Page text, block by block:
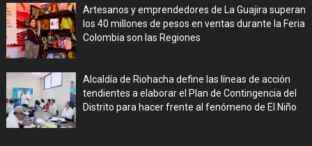
Artesanos y emprendedores de La Guajira superan
los 40 millones de pesos en ventas durante la Feria
Colombia son las Regiones
Alcaldía de Riohacha define las líneas de acción
tendientes a elaborar el Plan de Contingencia del
Distrito para hacer frente al fenómeno de El Niño